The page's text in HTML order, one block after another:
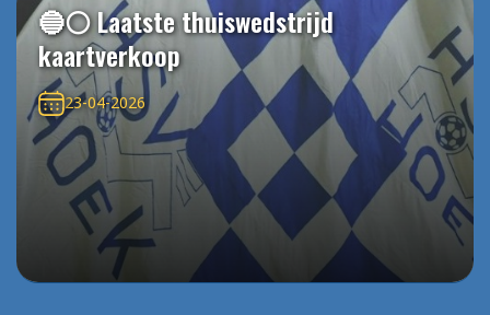
🔵⚪️ Laatste thuiswedstrijd
kaartverkoop
23-04-2026